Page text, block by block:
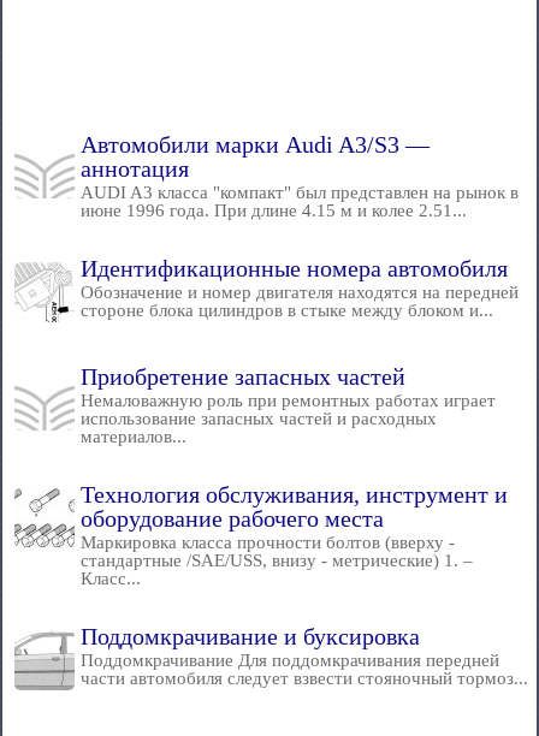
Автомобили марки Audi A3/S3 —
аннотация
AUDI A3 класса "компакт" был представлен на рынок в
июне 1996 года. При длине 4.15 м и колее 2.51...
Идентификационные номера автомобиля
Обозначение и номер двигателя находятся на передней
стороне блока цилиндров в стыке между блоком и...
Приобретение запасных частей
Немаловажную роль при ремонтных работах играет
использование запасных частей и расходных
материалов...
Технология обслуживания, инструмент и
оборудование рабочего места
Маркировка класса прочности болтов (вверху -
стандартные /SAE/USS, внизу - метрические) 1. –
Класс...
Поддомкрачивание и буксировка
Поддомкрачивание Для поддомкрачивания передней
части автомобиля следует взвести стояночный тормоз...